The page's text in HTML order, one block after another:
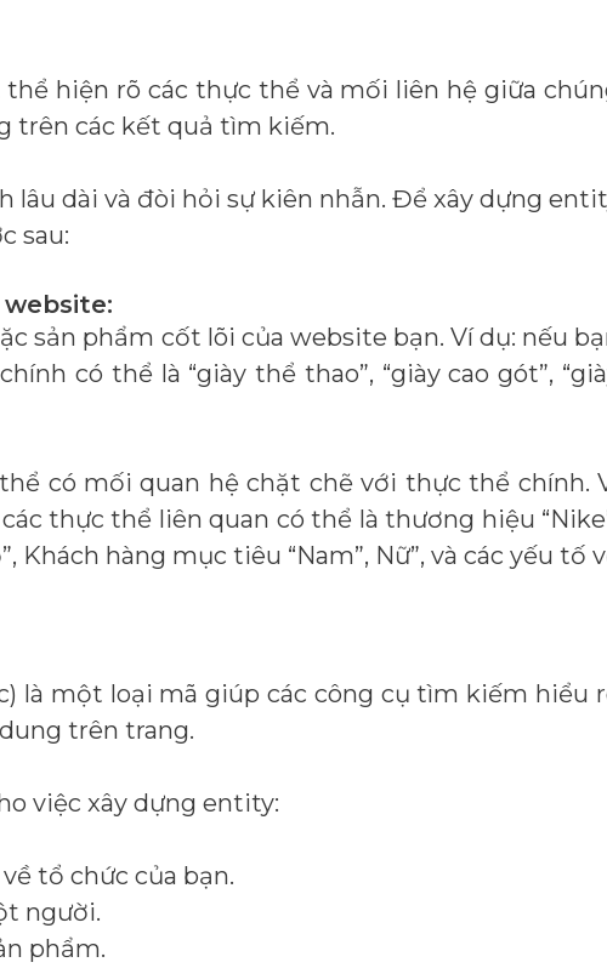
hiện rõ các thực thể và mối liên hệ giữa
trên các kết quả tìm kiếm.
lâu dài và đòi hỏi sự kiên nhẫn. Để xây dựng
sau:
sản phẩm cốt lõi của website bạn. Ví dụ: nếu
có thể là “giày thể thao”, “giày cao gót”,
có mối quan hệ chặt chẽ với thực thể chính.
thực thể liên quan có thể là thương hiệu
Khách hàng mục tiêu “Nam”, Nữ”, và các yếu tố
là một loại mã giúp các công cụ tìm kiếm hiểu
trên trang.
việc xây dựng entity:
tổ chức của bạn.
người.
phẩm.